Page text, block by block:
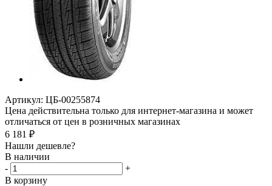
Артикул: ЦБ-00255874
Цена действительна только для интернет-магазина и может
отличаться от цен в розничных магазинах
6 181 ₽
Нашли дешевле?
В наличии
-
+
В корзину